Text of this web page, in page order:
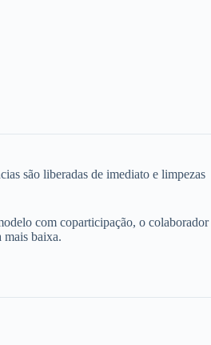
são liberadas de imediato e limpezas
com coparticipação, o colaborador
mais baixa.